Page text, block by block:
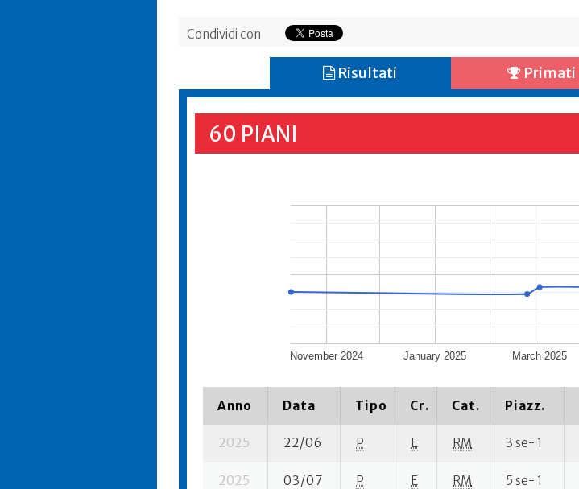
Condividi con
Risultati Primati
60 PIANI
November 2024 January 2025 March 2025
Anno Data Tipo Cr. Cat. Piazz.
2025 22/06 P E RM 3 se- 1
2025 03/07 P E RM 5 se- 1